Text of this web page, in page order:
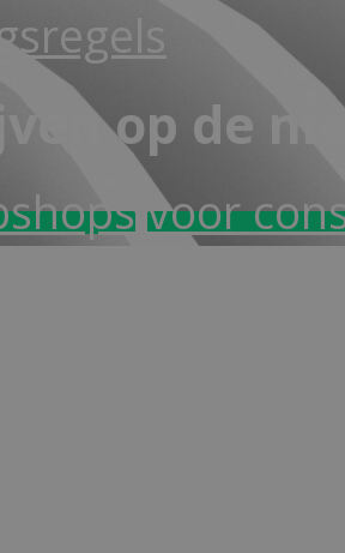
op de
voor